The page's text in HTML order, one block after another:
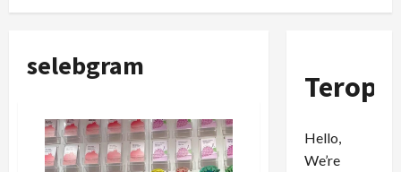
selebgram
Hello,
We’re